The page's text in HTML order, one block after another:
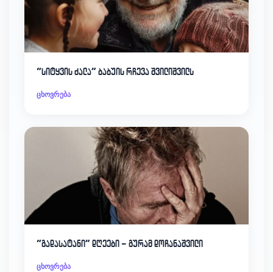
“სიტყვის ძალა” ბაბუის რჩევა შვილიშვილს
ცხოვრება
“გადასატანი” დღეები – გურამ დოჩანაშვილი
ცხოვრება